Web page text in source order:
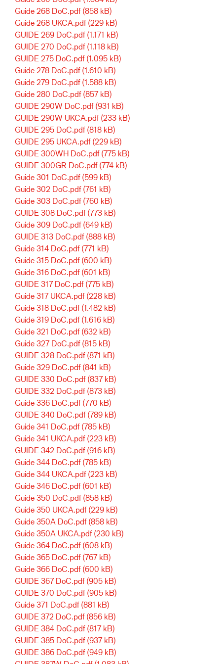
Guide 268 DoC.pdf (858 kB)
Guide 268 UKCA.pdf (229 kB)
GUIDE 269 DoC.pdf (1.171 kB)
GUIDE 270 DoC.pdf (1.118 kB)
GUIDE 275 DoC.pdf (1.095 kB)
Guide 278 DoC.pdf (1.610 kB)
Guide 279 DoC.pdf (1.588 kB)
Guide 280 DoC.pdf (857 kB)
GUIDE 290W DoC.pdf (931 kB)
GUIDE 290W UKCA.pdf (233 kB)
GUIDE 295 DoC.pdf (818 kB)
GUIDE 295 UKCA.pdf (229 kB)
GUIDE 300WH DoC.pdf (775 kB)
GUIDE 300GR DoC.pdf (774 kB)
Guide 301 DoC.pdf (599 kB)
Guide 302 DoC.pdf (761 kB)
Guide 303 DoC.pdf (760 kB)
GUIDE 308 DoC.pdf (773 kB)
Guide 309 DoC.pdf (649 kB)
GUIDE 313 DoC.pdf (888 kB)
Guide 314 DoC.pdf (771 kB)
Guide 315 DoC.pdf (600 kB)
Guide 316 DoC.pdf (601 kB)
GUIDE 317 DoC.pdf (775 kB)
Guide 317 UKCA.pdf (228 kB)
Guide 318 DoC.pdf (1.482 kB)
Guide 319 DoC.pdf (1.616 kB)
Guide 321 DoC.pdf (632 kB)
Guide 327 DoC.pdf (815 kB)
GUIDE 328 DoC.pdf (871 kB)
Guide 329 DoC.pdf (841 kB)
GUIDE 330 DoC.pdf (837 kB)
GUIDE 332 DoC.pdf (873 kB)
Guide 336 DoC.pdf (770 kB)
GUIDE 340 DoC.pdf (789 kB)
Guide 341 DoC.pdf (785 kB)
Guide 341 UKCA.pdf (223 kB)
GUIDE 342 DoC.pdf (916 kB)
Guide 344 DoC.pdf (785 kB)
Guide 344 UKCA.pdf (223 kB)
Guide 346 DoC.pdf (601 kB)
Guide 350 DoC.pdf (858 kB)
Guide 350 UKCA.pdf (229 kB)
Guide 350A DoC.pdf (858 kB)
Guide 350A UKCA.pdf (230 kB)
Guide 364 DoC.pdf (608 kB)
Guide 365 DoC.pdf (767 kB)
Guide 366 DoC.pdf (600 kB)
GUIDE 367 DoC.pdf (905 kB)
GUIDE 370 DoC.pdf (905 kB)
Guide 371 DoC.pdf (881 kB)
GUIDE 372 DoC.pdf (856 kB)
GUIDE 384 DoC.pdf (817 kB)
GUIDE 385 DoC.pdf (937 kB)
GUIDE 386 DoC.pdf (949 kB)